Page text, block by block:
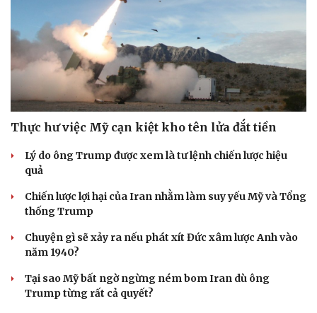
Cải chính
Thực hư việc Mỹ cạn kiệt kho tên lửa đắt tiền
Lý do ông Trump được xem là tư lệnh chiến lược hiệu
quả
Chiến lược lợi hại của Iran nhằm làm suy yếu Mỹ và Tổng
thống Trump
Chuyện gì sẽ xảy ra nếu phát xít Đức xâm lược Anh vào
năm 1940?
Tại sao Mỹ bất ngờ ngừng ném bom Iran dù ông
Trump từng rất cả quyết?